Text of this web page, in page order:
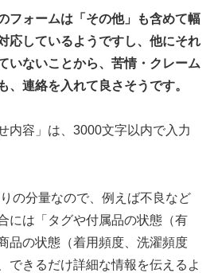
フォームは「その他」も含めて幅
応しているようですし、他にそれ
いないことから、苦情・クレーム
、連絡を入れて良さそうです。
内容」は、3000文字以内で入力
の分量なので、例えば不良など
には「タグや付属品の状態（有
品の状態（着用頻度、洗濯頻度
できるだけ詳細な情報を伝えるよ